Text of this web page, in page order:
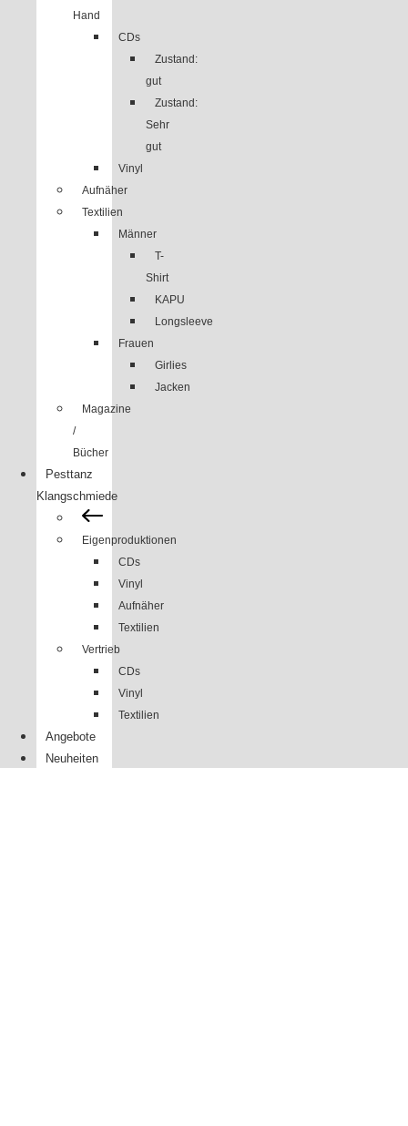
Hand
CDs
Zustand:
gut
Zustand:
Sehr
gut
Vinyl
Aufnäher
Textilien
Männer
T-
Shirt
KAPU
Longsleeve
Frauen
Girlies
Jacken
Magazine
/
Bücher
Pesttanz
Klangschmiede
Eigenproduktionen
CDs
Vinyl
Aufnäher
Textilien
Vertrieb
CDs
Vinyl
Textilien
Angebote
Neuheiten